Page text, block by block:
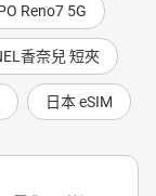
Reno7 5G
香奈兒 短夾
日本 eSIM